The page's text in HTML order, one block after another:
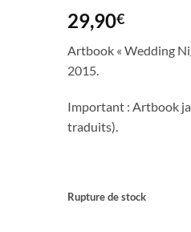
29,90€
Artbook « Wedding
2015.
Important : Artbook
traduits).
Rupture de stock